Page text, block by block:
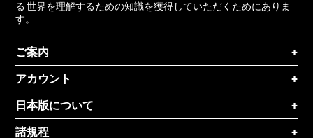
る 世界を理解するための知識を獲得していただくためにありま
す。
ご案内
+
アカウント
+
日本版について
+
諸規程
+